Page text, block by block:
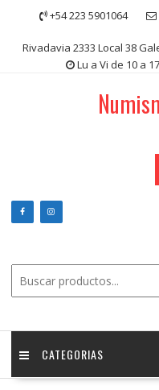
contenido
+54 223 5901064
Rivadavia 2333 Local 38
Lu a Vi de 10 a
CATEGORIAS